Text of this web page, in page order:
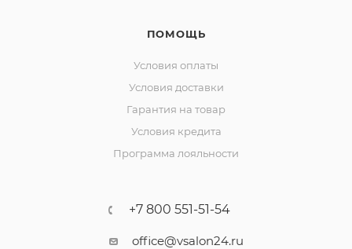
ПОМОЩЬ
Условия оплаты
Условия доставки
Гарантия на товар
Условия кредита
Программа лояльности
+7 800 551-51-54
office@vsalon24.ru